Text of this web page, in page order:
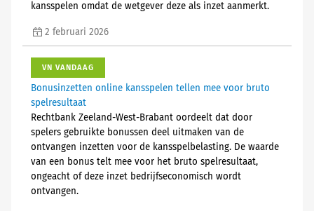
kansspelen omdat de wetgever deze als inzet aanmerkt.
2 februari 2026
VN VANDAAG
Bonusinzetten online kansspelen tellen mee voor bruto
spelresultaat
Rechtbank Zeeland-West-Brabant oordeelt dat door
spelers gebruikte bonussen deel uitmaken van de
ontvangen inzetten voor de kansspelbelasting. De waarde
van een bonus telt mee voor het bruto spelresultaat,
ongeacht of deze inzet bedrijfseconomisch wordt
ontvangen.